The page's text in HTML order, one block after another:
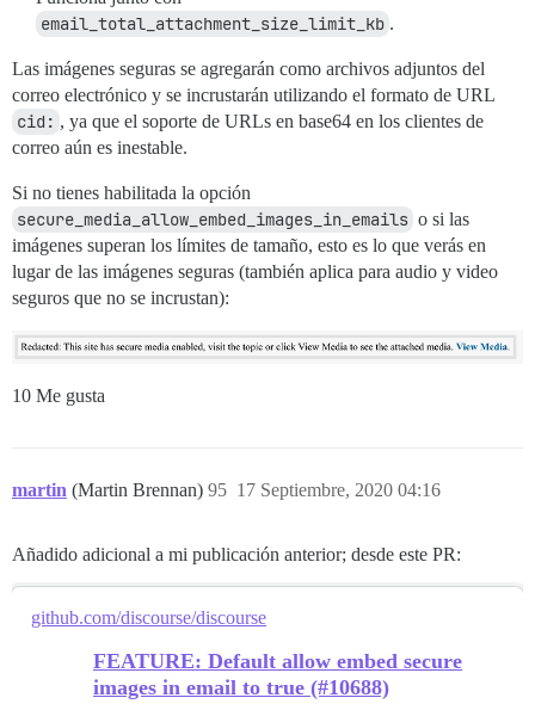
email_total_attachment_size_limit_kb .
Las imágenes seguras se agregarán como archivos adjuntos del
correo electrónico y se incrustarán utilizando el formato de URL
cid: , ya que el soporte de URLs en base64 en los clientes de
correo aún es inestable.
Si no tienes habilitada la opción
secure_media_allow_embed_images_in_emails o si las
imágenes superan los límites de tamaño, esto es lo que verás en
lugar de las imágenes seguras (también aplica para audio y video
seguros que no se incrustan):
10 Me gusta
martin (Martin Brennan) 17 Septiembre, 2020 04:16
95
Añadido adicional a mi publicación anterior; desde este PR:
github.com/discourse/discourse
FEATURE: Default allow embed secure
images in email to true (#10688)